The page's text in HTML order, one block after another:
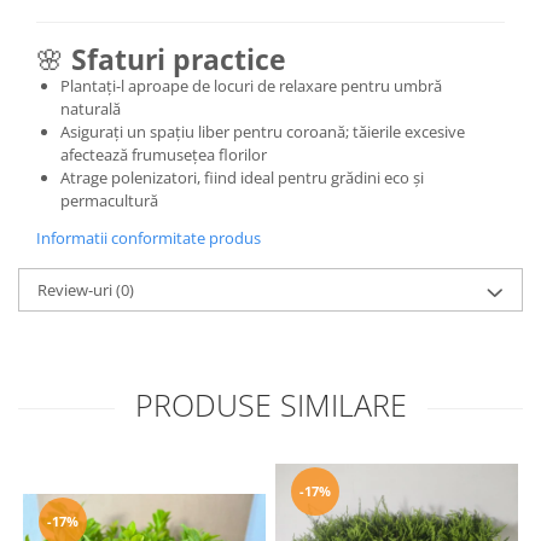
🌸 Sfaturi practice
Plantați-l aproape de locuri de relaxare pentru umbră
naturală
Asigurați un spațiu liber pentru coroană; tăierile excesive
afectează frumusețea florilor
Atrage polenizatori, fiind ideal pentru grădini eco și
permacultură
Informatii conformitate produs
Review-uri(0)
PRODUSE SIMILARE
-17%
-17%